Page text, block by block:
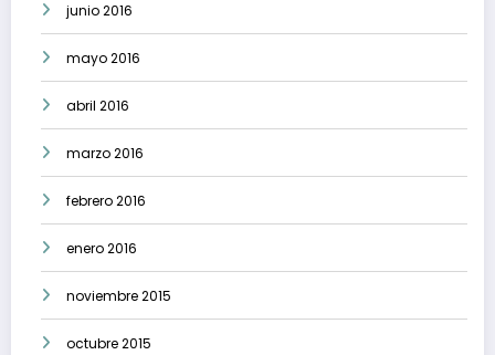
junio 2016
mayo 2016
abril 2016
marzo 2016
febrero 2016
enero 2016
noviembre 2015
octubre 2015